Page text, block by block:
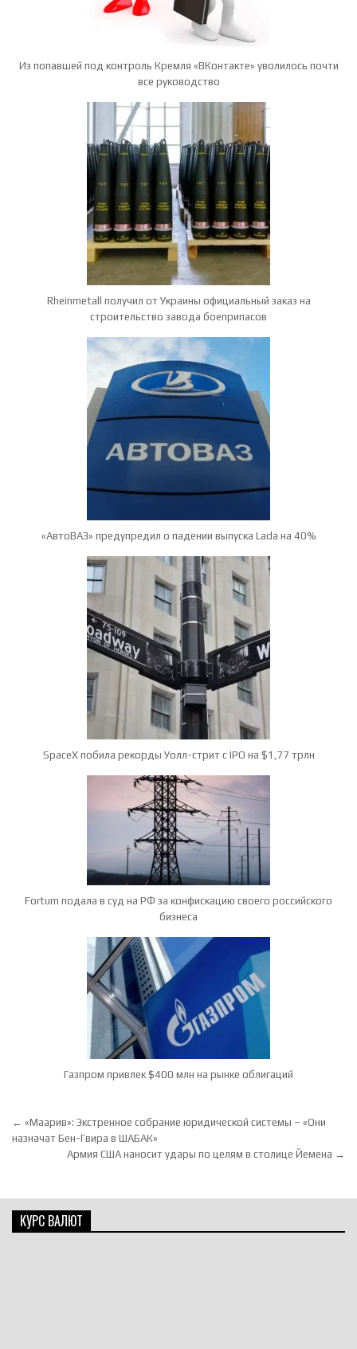
Из попавшей под контроль Кремля «ВКонтакте» уволилось почти
все руководство
Rheinmetall получил от Украины официальный заказ на
строительство завода боеприпасов
«АвтоВАЗ» предупредил о падении выпуска Lada на 40%
SpaceX побила рекорды Уолл-стрит с IPO на $1,77 трлн
Fortum подала в суд на РФ за конфискацию своего российского
бизнеса
Газпром привлек $400 млн на рынке облигаций
Навигация по записям
← «Маaрив»: Экстренное собрание юридической системы – «Они
назначат Бен-Гвира в ШАБАК»
Армия США наносит удары по целям в столице Йемена →
КУРС ВАЛЮТ